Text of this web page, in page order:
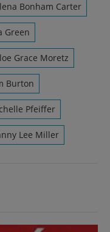
Bonham Carter
Green
Grace Moretz
Burton
Pfeiffer
Lee Miller